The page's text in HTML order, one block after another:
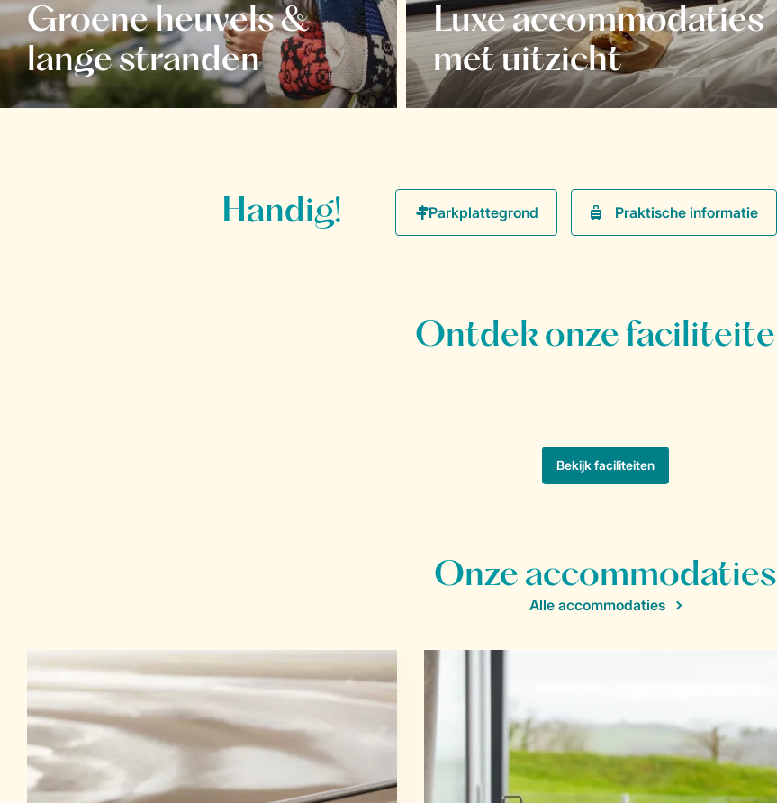
Groene heuvels &
lange stranden
Luxe accommodaties
met uitzicht
Handig! Praktische informatie
Onze accommodaties
Alle accommodaties